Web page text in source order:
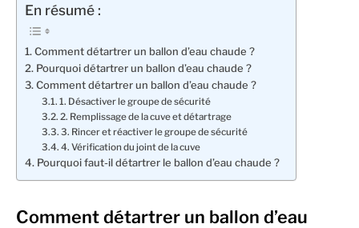
En résumé :
Comment détartrer un ballon d’eau chaude ?
Pourquoi détartrer un ballon d’eau chaude ?
Comment détartrer un ballon d’eau chaude ?
1. Désactiver le groupe de sécurité
2. Remplissage de la cuve et détartrage
3. Rincer et réactiver le groupe de sécurité
4. Vérification du joint de la cuve
Pourquoi faut-il détartrer le ballon d’eau chaude ?
Comment détartrer un ballon d’eau